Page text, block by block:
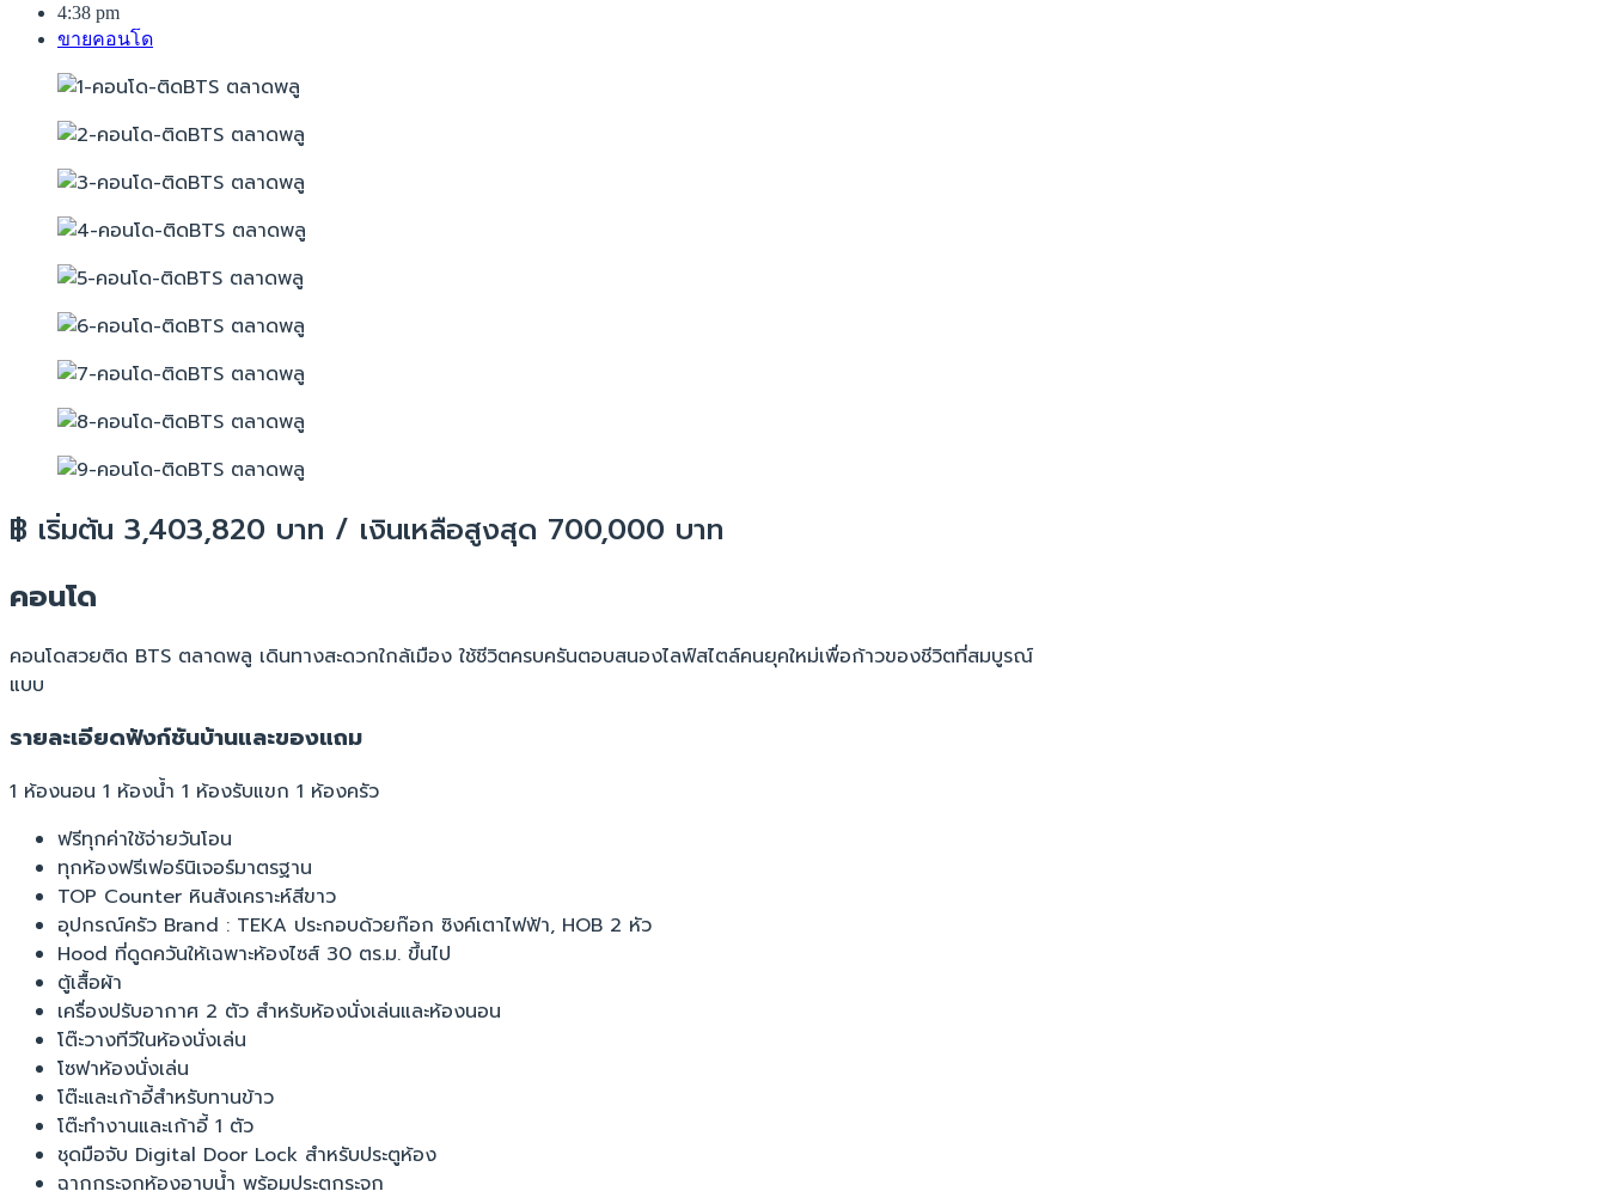
4:38 pm
ขายคอนโด
฿ เริ่มต้น 3,403,820 บาท / เงินเหลือสูงสุด 700,000 บาท
คอนโด
คอนโดสวยติด BTS ตลาดพลู เดินทางสะดวกใกล้เมือง ใช้ชีวิตครบครันตอบสนองไลฟ์สไตล์คนยุคใหม่เพื่อก้าวของชีวิตที่สมบูรณ์
แบบ
รายละเอียดฟังก์ชันบ้านและของแถม
1 ห้องนอน 1 ห้องน้ำ 1 ห้องรับแขก 1 ห้องครัว
ฟรีทุกค่าใช้จ่ายวันโอน
ทุกห้องฟรีเฟอร์นิเจอร์มาตรฐาน
TOP Counter หินสังเคราะห์สีขาว
อุปกรณ์ครัว Brand : TEKA ประกอบด้วยก๊อก ซิงค์เตาไฟฟ้า, HOB 2 หัว
Hood ที่ดูดควันให้เฉพาะห้องไซส์ 30 ตร.ม. ขึ้นไป
ตู้เสื้อผ้า
เครื่องปรับอากาศ 2 ตัว สำหรับห้องนั่งเล่นและห้องนอน
โต๊ะวางทีวีในห้องนั่งเล่น
โซฟาห้องนั่งเล่น
โต๊ะและเก้าอี้สำหรับทานข้าว
โต๊ะทำงานและเก้าอี้ 1 ตัว
ชุดมือจับ Digital Door Lock สำหรับประตูห้อง
ฉากกระจกห้องอาบน้ำ พร้อมประตูกระจก